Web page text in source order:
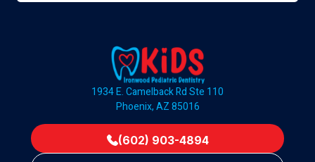
1934 E. Camelback Rd Ste 110
Phoenix, AZ 85016
(602) 903-4894